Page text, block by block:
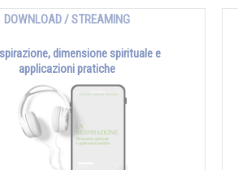
DOWNLOAD / STREAMING
dimensione spirituale e
applicazioni pratiche